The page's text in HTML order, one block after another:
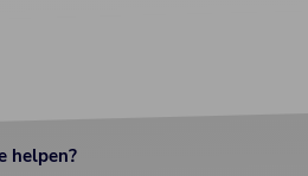
helpen?